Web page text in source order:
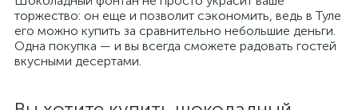
торжество: он еще и позволит сэкономить, ведь в Туле
его можно купить за сравнительно небольшие деньги.
Одна покупка — и вы всегда сможете радовать гостей
вкусными десертами.